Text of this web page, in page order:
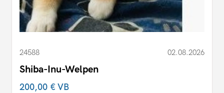
24588 02.08.2026
Shiba-Inu-Welpen
200,00 €VB